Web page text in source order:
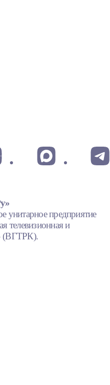
унитарное предприятие
телевизионная и
(ВГТРК).